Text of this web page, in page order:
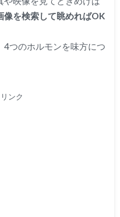
像を検索して眺めればOK
4つのホルモンを味方につ
ンク